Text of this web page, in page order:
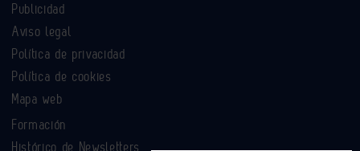
Publicidad
Aviso legal
Política de privacidad
Política de cookies
Mapa web
Formación
Histórico de Newsletters